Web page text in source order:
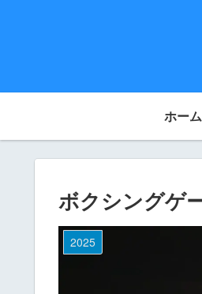
ホーム
ボクシングゲ
2025